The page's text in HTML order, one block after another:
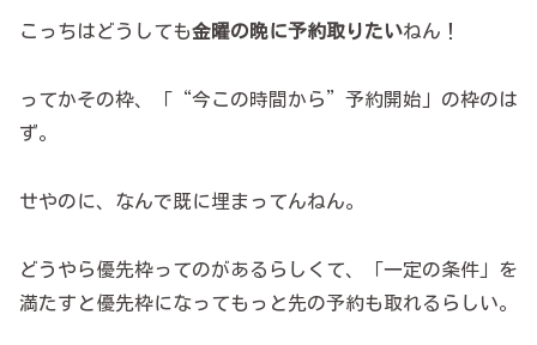
こっちはどうしても金曜の晩に予約取りたいねん！
ってかその枠、「“今この時間から”予約開始」の枠のは
ず。
せやのに、なんで既に埋まってんねん。
どうやら優先枠ってのがあるらしくて、「一定の条件」を
満たすと優先枠になってもっと先の予約も取れるらしい。